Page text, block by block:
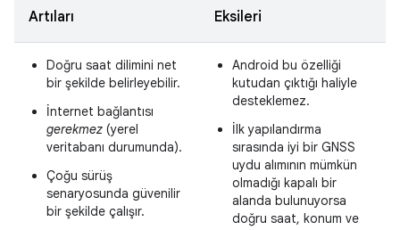
Artıları Eksileri
Doğru saat dilimini net
bir şekilde belirleyebilir.
İnternet bağlantısı
gerekmez (yerel
veritabanı durumunda).
Çoğu sürüş
senaryosunda güvenilir
bir şekilde çalışır.
Android bu özelliği
kutudan çıktığı haliyle
desteklemez.
İlk yapılandırma
sırasında iyi bir GNSS
uydu alımının mümkün
olmadığı kapalı bir
alanda bulunuyorsa
doğru saat, konum ve